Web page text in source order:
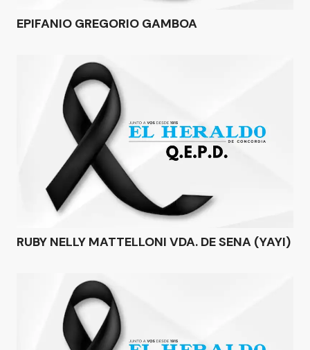
EPIFANIO GREGORIO GAMBOA
RUBY NELLY MATTELLONI VDA. DE SENA (YAYI)